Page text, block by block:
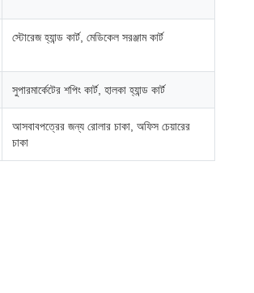
স্টোরেজ হ্যান্ড কার্ট, মেডিকেল সরঞ্জাম কার্ট
সুপারমার্কেটের শপিং কার্ট, হালকা হ্যান্ড কার্ট
আসবাবপত্রের জন্য রোলার চাকা, অফিস চেয়ারের
চাকা